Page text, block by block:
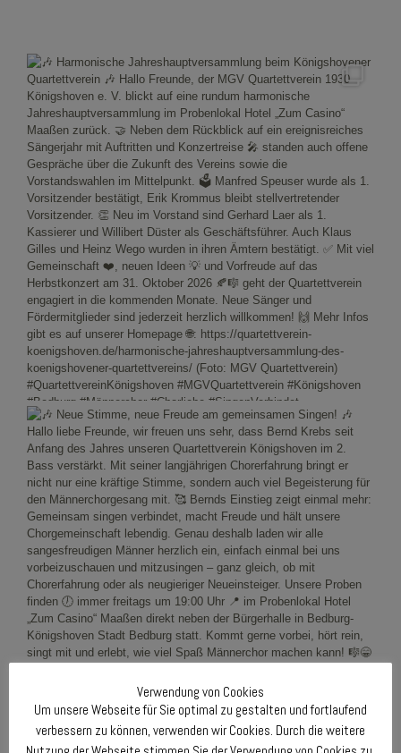
Verwendung von Cookies
Um unsere Webseite für Sie optimal zu gestalten und fortlaufend
verbessern zu können, verwenden wir Cookies. Durch die weitere